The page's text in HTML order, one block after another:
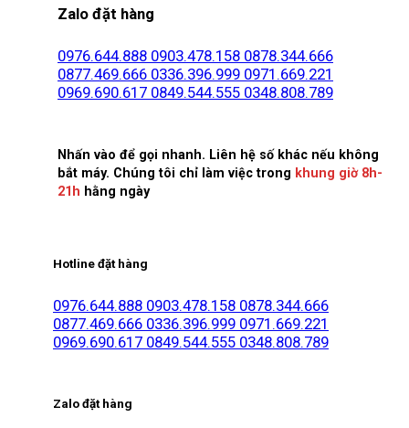
Zalo đặt hàng
0976.644.888 0903.478.158 0878.344.666
0877.469.666 0336.396.999 0971.669.221
0969.690.617 0849.544.555 0348.808.789
Nhấn vào để gọi nhanh. Liên hệ số khác nếu không
bắt máy. Chúng tôi chỉ làm việc trong khung giờ 8h-
21h hằng ngày
Hotline đặt hàng
0976.644.888 0903.478.158 0878.344.666
0877.469.666 0336.396.999 0971.669.221
0969.690.617 0849.544.555 0348.808.789
Zalo đặt hàng